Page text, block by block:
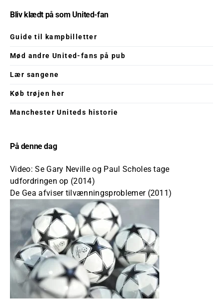
Bliv klædt på som United-fan
Guide til kampbilletter
Mød andre United-fans på pub
Lær sangene
Køb trøjen her
Manchester Uniteds historie
På denne dag
Video: Se Gary Neville og Paul Scholes tage
udfordringen op (2014)
De Gea afviser tilvænningsproblemer (2011)